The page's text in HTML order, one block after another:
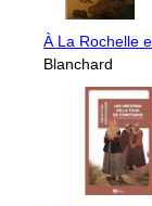
À La Rochelle
Blanchard